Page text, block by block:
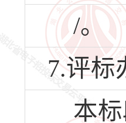
/。
7.评标
本标